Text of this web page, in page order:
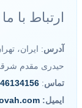
ارتباط با ما
آدرس: ایران،
حیدری مقدم شرقی، پلاک 13،
تماس:
46134156-021
ایمیل: